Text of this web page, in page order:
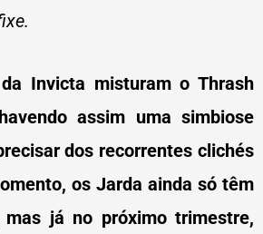
Invicta misturam o Thrash
assim uma simbiose
dos recorrentes clichés
os Jarda ainda só têm
mas já no próximo trimestre,